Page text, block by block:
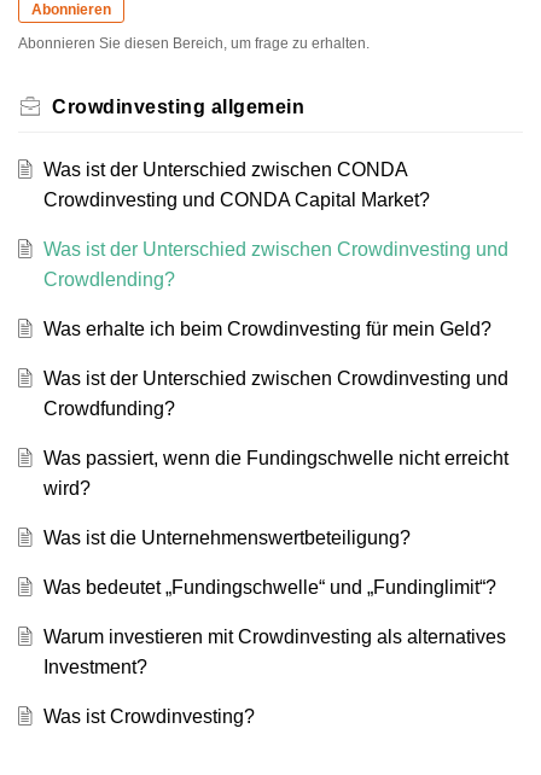
Abonnieren
Abonnieren Sie diesen Bereich, um frage zu erhalten.
Crowdinvesting allgemein
Was ist der Unterschied zwischen CONDA
Crowdinvesting und CONDA Capital Market?
Was ist der Unterschied zwischen Crowdinvesting und
Crowdlending?
Was erhalte ich beim Crowdinvesting für mein Geld?
Was ist der Unterschied zwischen Crowdinvesting und
Crowdfunding?
Was passiert, wenn die Fundingschwelle nicht erreicht
wird?
Was ist die Unternehmenswertbeteiligung?
Was bedeutet „Fundingschwelle“ und „Fundinglimit“?
Warum investieren mit Crowdinvesting als alternatives
Investment?
Was ist Crowdinvesting?